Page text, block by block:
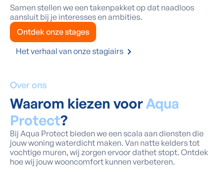
Samen stellen we een takenpakket op dat naadloos
aansluit bij je interesses en ambities.
Ontdek onze stages
Het verhaal van onze stagiairs
Over ons
Waarom kiezen voorAqua
Protect?
Bij Aqua Protect bieden we een scala aan diensten die
jouw woning waterdicht maken. Van natte kelders tot
vochtige muren, wij zorgen ervoor dathet stopt. Ontdek
hoe wij jouw wooncomfort kunnen verbeteren.